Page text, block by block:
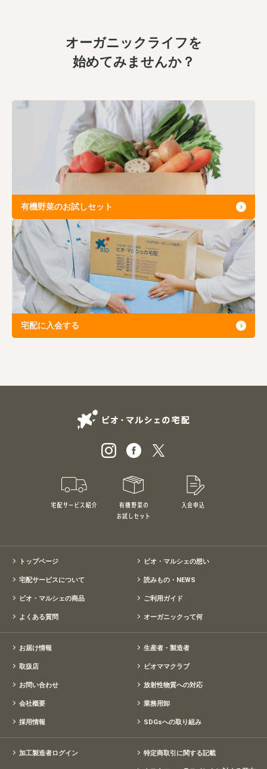
オーガニックライフを
始めてみませんか？
有機野菜のお試しセット
宅配に入会する
宅配サービス紹介 有機野菜のお試しセット
トップページ ビオ・マルシェの想い
宅配サービスについて 読みもの・NEWS
ビオ・マルシェの商品 ご利用ガイド
よくある質問 オーガニックって何
お届け情報 生産者・製造者
取扱店 ビオママクラブ
お問い合わせ 放射性物質への対応
会社概要 業務用卸
採用情報 SDGsへの取り組み
加工製造者ログイン 特定商取引に関する記載